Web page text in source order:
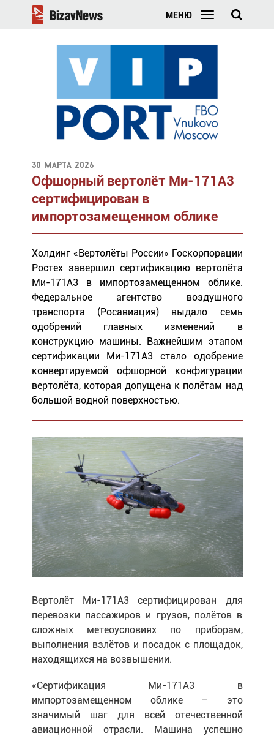
МЕНЮ
30 марта 2026
Офшорный вертолёт Ми-171А3
сертифицирован в
импортозамещенном облике
Холдинг «Вертолёты России» Госкорпорации
Ростех завершил сертификацию вертолёта
Ми-171А3 в импортозамещенном облике.
Федеральное агентство воздушного
транспорта (Росавиация) выдало семь
одобрений главных изменений в
конструкцию машины. Важнейшим этапом
сертификации Ми-171А3 стало одобрение
конвертируемой офшорной конфигурации
вертолёта, которая допущена к полётам над
большой водной поверхностью.
Вертолёт Ми-171А3 сертифицирован для
перевозки пассажиров и грузов, полётов в
сложных метеоусловиях по приборам,
выполнения взлётов и посадок с площадок,
находящихся на возвышении.
«Сертификация Ми-171А3 в
импортозамещенном облике – это
значимый шаг для всей отечественной
авиационной отрасли. Машина успешно